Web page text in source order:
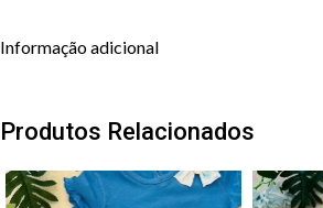
Informação adicional
Produtos Relacionados